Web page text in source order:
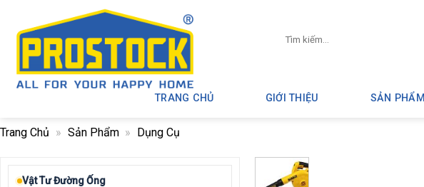
content
kiếm:
TRANG CHỦ GIỚI THIỆU SẢN PHẨM
Trang Chủ » Sản Phẩm » Dụng Cụ
Vật Tư Đường Ống